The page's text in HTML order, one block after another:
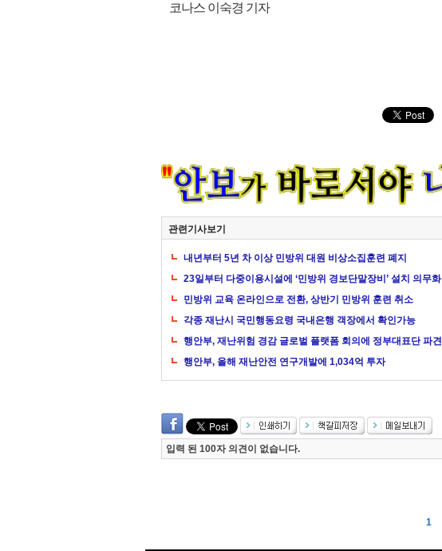
코나스 이숙경 기자
관련기사보기
내년부터 5년 차 이상 민방위 대원 비상소집훈련 폐지
23일부터 다중이용시설에 ‘민방위 경보단말장비’ 설치 의무화
민방위 교육 온라인으로 전환, 상반기 민방위 훈련 취소
각종 재난시 국민행동요령 국내은행 객장에서 확인가능
행안부, 재난위험 경감 글로벌 플랫폼 회의에 정부대표단 파견
행안부, 올해 재난안전 연구개발에 1,034억 투자
입력 된 100자 의견이 없습니다.
1